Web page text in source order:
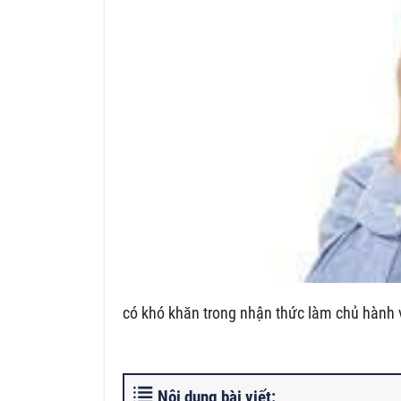
có khó khăn trong nhận thức làm chủ hành
Nội dung bài viết: